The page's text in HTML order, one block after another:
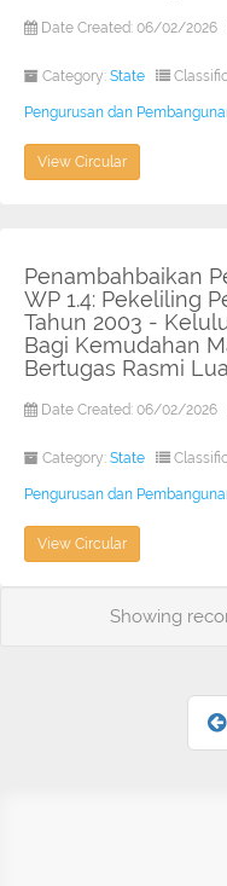
Date Created: 06/02/2026
Category: State
Pengurusan dan
View Circular
Penambahbaikan
WP 1.4: Pekeliling
Tahun 2003 -
Bagi Kemudahan
Bertugas Rasmi
Date Created: 06/02/2026
Category: State
Pengurusan dan
View Circular
Showing